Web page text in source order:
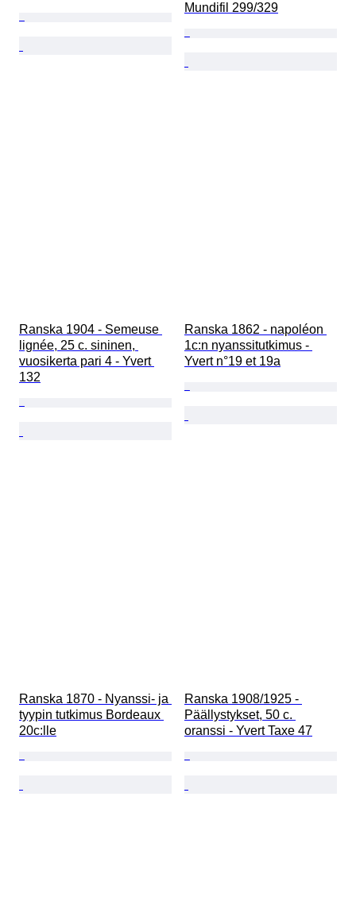
Mundifil 299/329
Ranska 1904 - Semeuse
lignée, 25 c. sininen,
vuosikerta pari 4 - Yvert
132
Ranska 1862 - napoléon
1c:n nyanssitutkimus -
Yvert n°19 et 19a
Ranska 1870 - Nyanssi- ja
tyypin tutkimus Bordeaux
20c:lle
Ranska 1908/1925 -
Päällystykset, 50 c.
oranssi - Yvert Taxe 47